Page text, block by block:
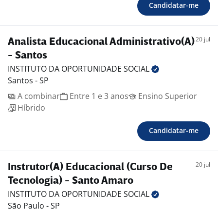
Candidatar-me
Analista Educacional Administrativo(A)
- Santos
20 jul
INSTITUTO DA OPORTUNIDADE SOCIAL
Santos - SP
A combinar
Entre 1 e 3 anos
Ensino Superior
Híbrido
Candidatar-me
Instrutor(A) Educacional (Curso De
Tecnologia) - Santo Amaro
20 jul
INSTITUTO DA OPORTUNIDADE SOCIAL
São Paulo - SP